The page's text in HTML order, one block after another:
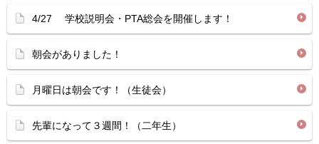
4/27 学校説明会・PTA総会を開催します！
朝会がありました！
月曜日は朝会です！（生徒会）
先輩になって３週間！（二年生）